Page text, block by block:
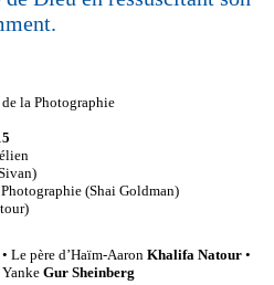
la Photographie
(Shai Goldman)
• Le père dʼHaïm-Aaron Khalifa Natour •
Yanke Gur Sheinberg